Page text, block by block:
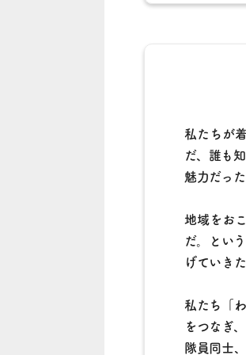
私たちが
だ、誰も
魅力だっ
地域をお
だ。とい
げていき
私たち「
をつなぎ
隊員同士